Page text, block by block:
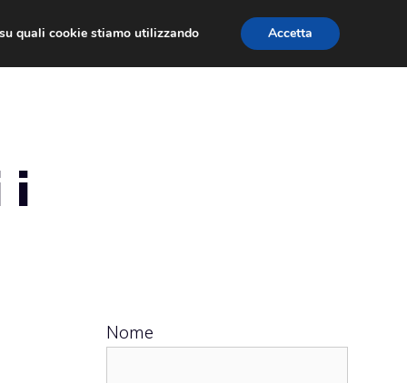
i
Nome
quali cookie stiamo utilizzando Accetta